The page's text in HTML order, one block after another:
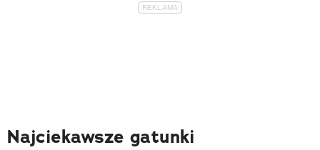
Najciekawsze gatunki